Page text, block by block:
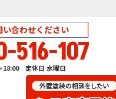
い合わせください
516-107
18:00 定休日 水曜日